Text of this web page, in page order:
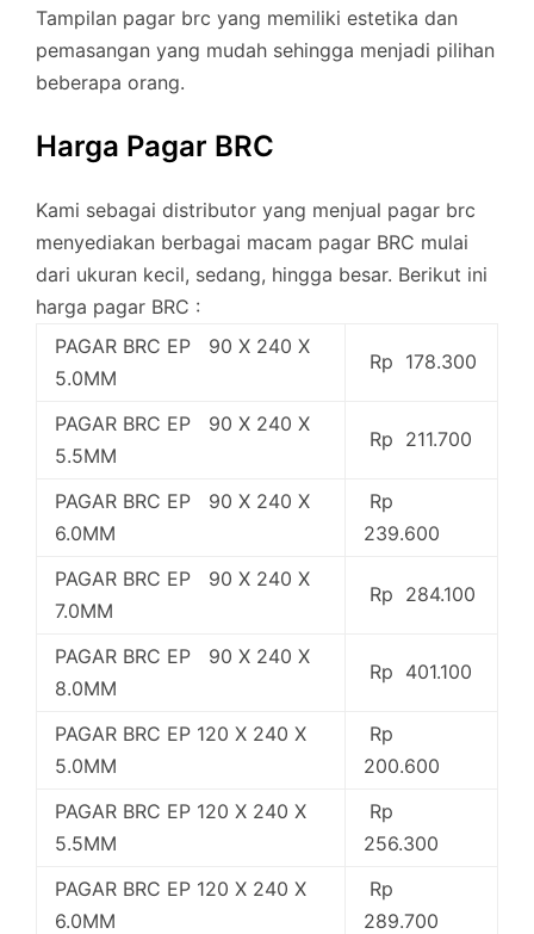
Tampilan pagar brc yang memiliki estetika dan
pemasangan yang mudah sehingga menjadi pilihan
beberapa orang.
Harga Pagar BRC
Kami sebagai distributor yang menjual pagar brc
menyediakan berbagai macam pagar BRC mulai
dari ukuran kecil, sedang, hingga besar. Berikut ini
harga pagar BRC :
PAGAR BRC EP 90 X 240 X
5.0MM
Rp 178.300
PAGAR BRC EP 90 X 240 X
5.5MM
Rp 211.700
PAGAR BRC EP 90 X 240 X
6.0MM
Rp
239.600
PAGAR BRC EP 90 X 240 X
7.0MM
Rp 284.100
PAGAR BRC EP 90 X 240 X
8.0MM
Rp 401.100
PAGAR BRC EP 120 X 240 X
5.0MM
Rp
200.600
PAGAR BRC EP 120 X 240 X
5.5MM
Rp
256.300
PAGAR BRC EP 120 X 240 X
6.0MM
Rp
289.700